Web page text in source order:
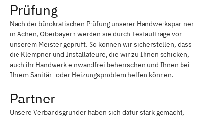
Prüfung
Nach der bürokratischen Prüfung unserer Handwerkspartner
in Achen, Oberbayern werden sie durch Testaufträge von
unserem Meister geprüft. So können wir sicherstellen, dass
die Klempner und Installateure, die wir zu Ihnen schicken,
auch ihr Handwerk einwandfrei beherrschen und Ihnen bei
Ihrem Sanitär- oder Heizungsproblem helfen können.
Partner
Unsere Verbandsgründer haben sich dafür stark gemacht,